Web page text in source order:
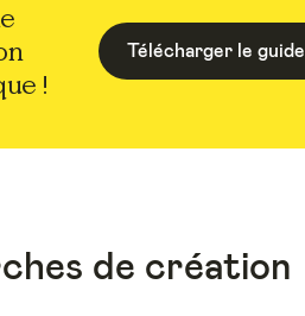
!
Télécharger le guide
de création